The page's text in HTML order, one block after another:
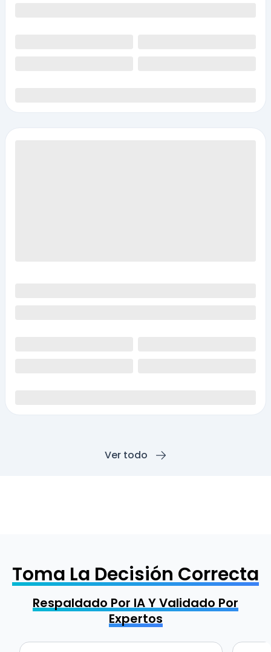
Ver todo
Toma La Decisión Correcta
Respaldado Por IA Y Validado Por
Expertos